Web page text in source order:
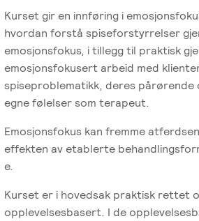
for
terapeuter
EFT-
C
-
i
parterapi
Emosjonsfokusert
foreldrekurs
Kurset gir en innføring i
hvordan forstå spiseforstyrrelser
emosjonsfokus, i tillegg til praktisk
emosjonsfokusert arbeid med
spiseproblematikk, deres pårørende
egne følelser som terapeut.
Emosjonsfokus kan fremme
effekten av etablerte
e.
Kurset er i hovedsak praktisk rettet
opplevelsesbasert. I de